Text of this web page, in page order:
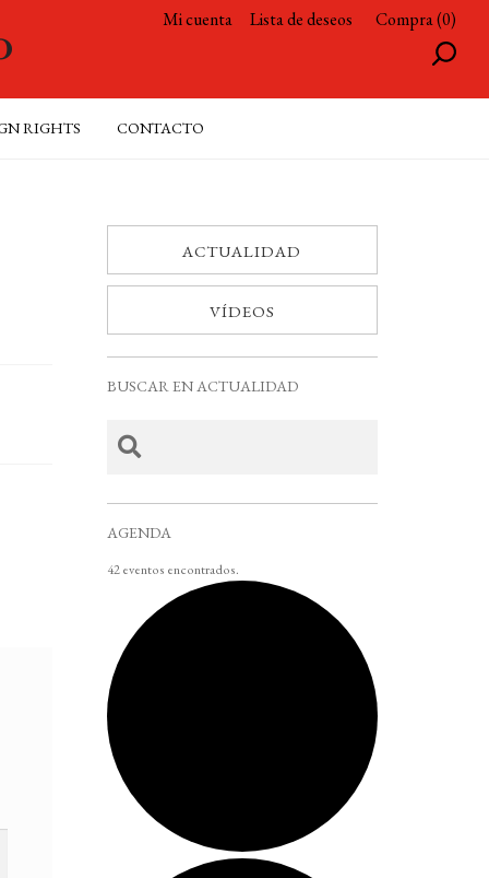
Mi cuenta Lista de deseos Compra (0)
RIGHTS CONTACTO
ACTUALIDAD
VÍDEOS
BUSCAR EN ACTUALIDAD
AGENDA
42 eventos encontrados.